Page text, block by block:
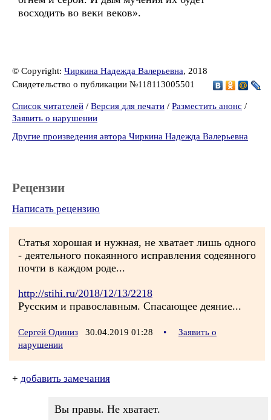
восходить во веки веков».
© Copyright: Чиркина Надежда Валерьевна, 2018
Свидетельство о публикации №118113005501
Список читателей / Версия для печати / Разместить анонс /
Заявить о нарушении
Другие произведения автора Чиркина Надежда Валерьевна
Рецензии
Написать рецензию
Статья хорошая и нужная, не хватает лишь одного
- деятельного покаянного исправления содеянного
почти в каждом роде...
http://stihi.ru/2018/12/13/2218
Русским и православным. Спасающее деяние...
Сергей Одиниз 30.04.2019 01:28 •
Заявить о
нарушении
+ добавить замечания
Вы правы. Не хватает.